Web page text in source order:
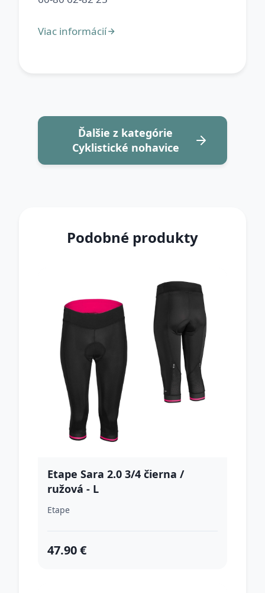
Ďalšie z kategórie
Cyklistické nohavice
Podobné produkty
Etape Sara 2.0 3/4 čierna /
ružová - L
Etape
47.90 €